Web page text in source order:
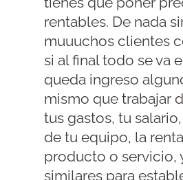
rentables. De nada
muuuchos clientes
si al final todo se va
queda ingreso
mismo que trabajar
tus gastos, tu
de tu equipo, la
producto o servicio,
similares para